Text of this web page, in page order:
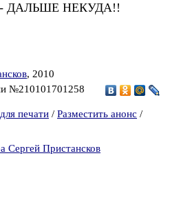
ДАЛЬШЕ НЕКУДА!!
, 2010
№210101701258
печати / Разместить анонс /
Сергей Пристансков